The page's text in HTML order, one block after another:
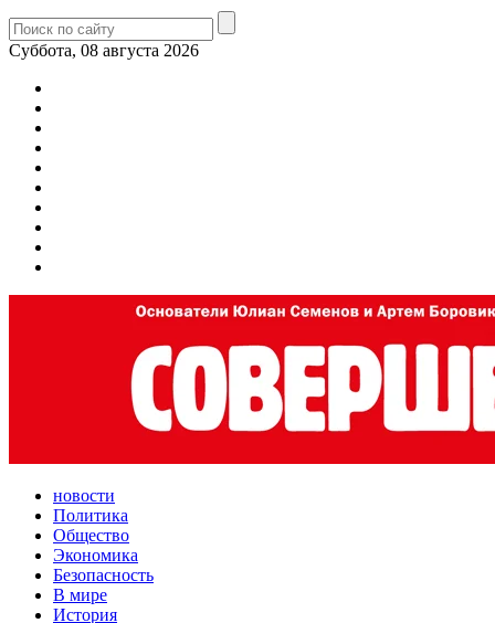
Суббота, 08 августа 2026
новости
Политика
Общество
Экономика
Безопасность
В мире
История